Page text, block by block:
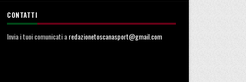
CONTATTI
Invia i tuoi comunicati aredazionetoscanasport@gmail.com